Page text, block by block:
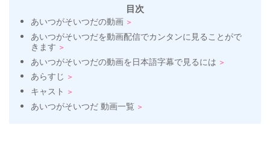
目次
あいつがそいつだの動画
あいつがそいつだを動画配信でカンタンに見ることがで
きます
あいつがそいつだの動画を日本語字幕で見るには
あらすじ
キャスト
あいつがそいつだ 動画一覧